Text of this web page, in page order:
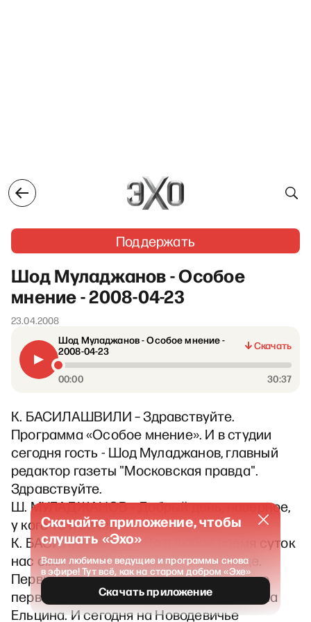
Поддержать
Шод Муладжанов - Особое
мнение - 2008-04-23
23.04.2008
Шод Муладжанов - Особое мнение -
2008-04-23
Скачать
00:00 30:37
К. БАСИЛАШВИЛИ – Здравствуйте.
Программа «Особое мнение». И в студии
сегодня гость - Шод Муладжанов, главный
редактор газеты "Московская правда".
Здравствуйте.
Ш. МУЛАДЖАНОВ - Добрый день, наверное,
у кого-то и вечер.
К. БАСИЛАШВИЛИ – Да в любое время суток
нас смотрят и слушают всегда и везде.
Первый вопрос, сегодня год как не стало
первого президента Бориса Николаевича
Ельцина. И сегодня на Новодевичье
Скачайте приложение, чтобы
слушать «Эхо»
Ваши любимые ведущие и программы снова
в эфире! Тут всё, как на старом добром «Эхе»
Скачать приложение